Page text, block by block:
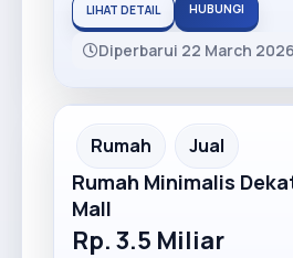
LIHAT DETAIL HUBUNGI
Diperbarui 22 March 2026
Recommended
Rumah Jual
Rumah Minimalis
Mall
Rp. 3.5 Miliar